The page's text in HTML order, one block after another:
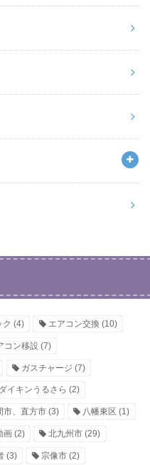
ク (4) エアコン交換 (10)
コン移設 (7)
ガスチャージ (7)
ダイキンうるさら (2)
市、直方市(3) 八幡東区 (1)
画(2) 北九州市 (29)
(3) 宗像市(2)